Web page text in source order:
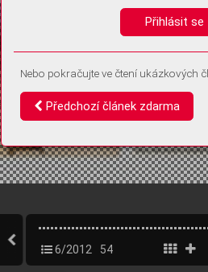
6/2012 54
Přihlásit se
Nebo pokračujte ve čtení ukázkových
Předchozí článek zdarma